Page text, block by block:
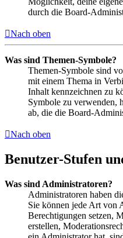
durch die Board-
Nach oben
Was sind Themen-Symbole?
Themen-Symbole sind
mit einem Thema in
Inhalt kennzeichnen zu
Symbole zu verwenden,
ab, die die Board-
Nach oben
Benutzer-Stufen
Was sind Administratoren?
Administratoren haben
Sie können jede Art von
Berechtigungen setzen,
erstellen,